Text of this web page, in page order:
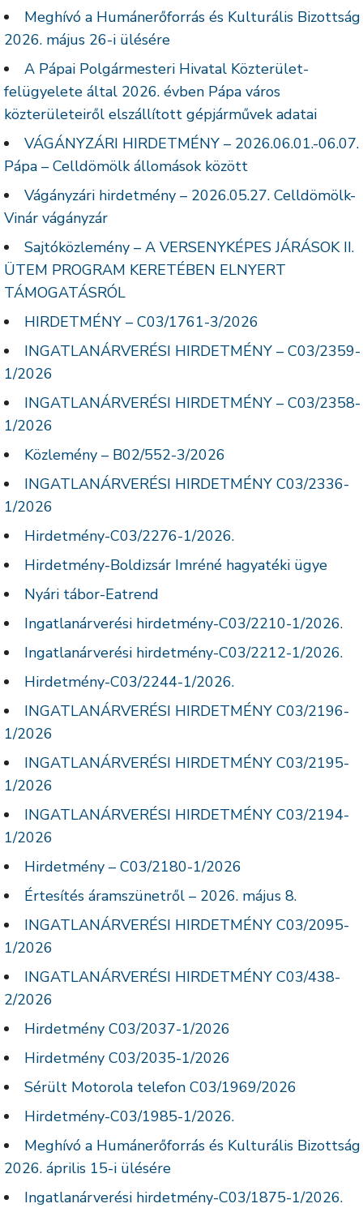
Meghívó a Humánerőforrás és Kulturális Bizottság
2026. május 26-i ülésére
A Pápai Polgármesteri Hivatal Közterület-
felügyelete által 2026. évben Pápa város
közterületeiről elszállított gépjárművek adatai
VÁGÁNYZÁRI HIRDETMÉNY – 2026.06.01.-06.07.
Pápa – Celldömölk állomások között
Vágányzári hirdetmény – 2026.05.27. Celldömölk-
Vinár vágányzár
Sajtóközlemény – A VERSENYKÉPES JÁRÁSOK II.
ÜTEM PROGRAM KERETÉBEN ELNYERT
TÁMOGATÁSRÓL
HIRDETMÉNY – C03/1761-3/2026
INGATLANÁRVERÉSI HIRDETMÉNY – C03/2359-
1/2026
INGATLANÁRVERÉSI HIRDETMÉNY – C03/2358-
1/2026
Közlemény – B02/552-3/2026
INGATLANÁRVERÉSI HIRDETMÉNY C03/2336-
1/2026
Hirdetmény-C03/2276-1/2026.
Hirdetmény-Boldizsár Imréné hagyatéki ügye
Nyári tábor-Eatrend
Ingatlanárverési hirdetmény-C03/2210-1/2026.
Ingatlanárverési hirdetmény-C03/2212-1/2026.
Hirdetmény-C03/2244-1/2026.
INGATLANÁRVERÉSI HIRDETMÉNY C03/2196-
1/2026
INGATLANÁRVERÉSI HIRDETMÉNY C03/2195-
1/2026
INGATLANÁRVERÉSI HIRDETMÉNY C03/2194-
1/2026
Hirdetmény – C03/2180-1/2026
Értesítés áramszünetről – 2026. május 8.
INGATLANÁRVERÉSI HIRDETMÉNY C03/2095-
1/2026
INGATLANÁRVERÉSI HIRDETMÉNY C03/438-
2/2026
Hirdetmény C03/2037-1/2026
Hirdetmény C03/2035-1/2026
Sérült Motorola telefon C03/1969/2026
Hirdetmény-C03/1985-1/2026.
Meghívó a Humánerőforrás és Kulturális Bizottság
2026. április 15-i ülésére
Ingatlanárverési hirdetmény-C03/1875-1/2026.